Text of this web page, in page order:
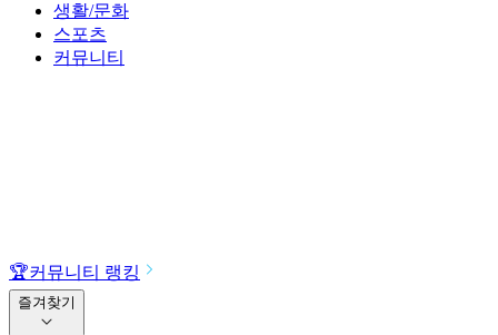
생활/문화
스포츠
커뮤니티
🏆커뮤니티 랭킹
즐겨찾기